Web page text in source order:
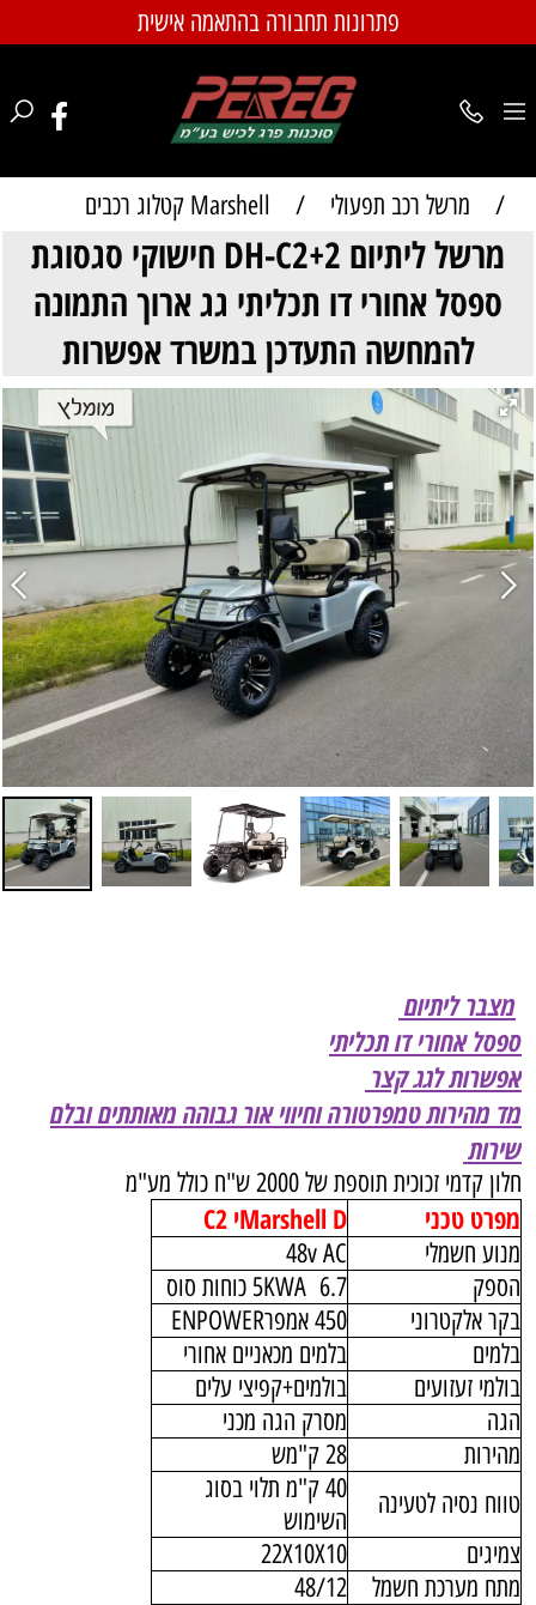
פתרונות תחבורה בהתאמה אישית
/ מרשל רכב תפעולי / Marshell קטלוג רכבים
מרשל ליתיום DH-C2+2 חישוקי סגסוגת
ספסל אחורי דו תכליתי גג ארוך התמונה
להמחשה התעדכן במשרד אפשרות
מצבר ליתיום
ספסל אחורי דו תכליתי
אפשרות לגג קצר
מד מהירות טמפרטורה וחיווי אור גבוהה מאותתים ובלם
שירות
חלון קדמי זכוכית תוספת של 2000 ש"ח כולל מע"מ
מפרט טכני Marshell Dי C2
מנוע חשמלי
48v AC
הספק
6.7 5KWA כוחות סוס
בקר אלקטרוני
450 אמפרENPOWER
בלמים
בלמים מכאניים אחורי
בולמי זעזועים
בולמים+קפיצי עלים
הגה
מסרק הגה מכני
מהירות
28 ק"מש
טווח נסיה לטעינה
40 ק"מ תלוי בסוג
השימוש
צמיגים
22X10X10
מתח מערכת חשמל
48/12